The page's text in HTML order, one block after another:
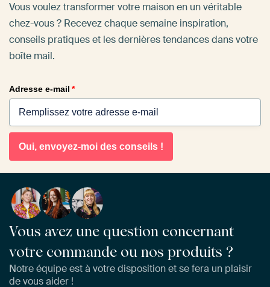
Vous voulez transformer votre maison en un véritable
chez-vous ? Recevez chaque semaine inspiration,
conseils pratiques et les dernières tendances dans votre
boîte mail.
Adresse e-mail *
Oui, envoyez-moi des conseils !
Vous avez une question concernant
votre commande ou nos produits ?
Notre équipe est à votre disposition et se fera un plaisir
de vous aider !